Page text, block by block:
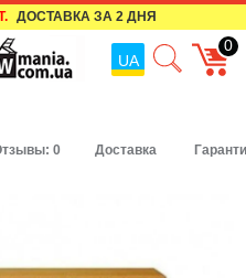
ДОСТАВКА ЗА 2 ДНЯ
UA
0
0 Доставка